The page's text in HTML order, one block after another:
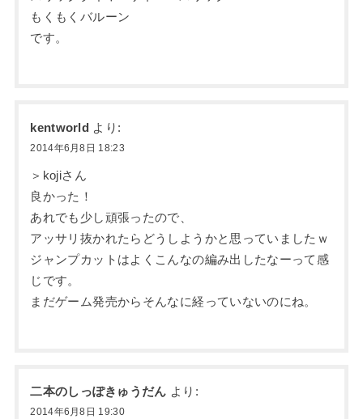
もくもくバルーン
です。
kentworld より:
2014年6月8日 18:23
＞kojiさん
良かった！
あれでも少し頑張ったので、
アッサリ抜かれたらどうしようかと思っていましたｗ
ジャンプカットはよくこんなの編み出したなーって感
じです。
まだゲーム発売からそんなに経っていないのにね。
二本のしっぽきゅうだん より:
2014年6月8日 19:30